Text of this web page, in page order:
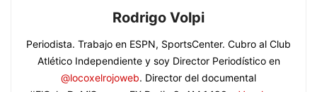
Rodrigo Volpi
Periodista. Trabajo en ESPN, SportsCenter. Cubro al Club
Atlético Independiente y soy Director Periodístico en
@locoxelrojoweb. Director del documental